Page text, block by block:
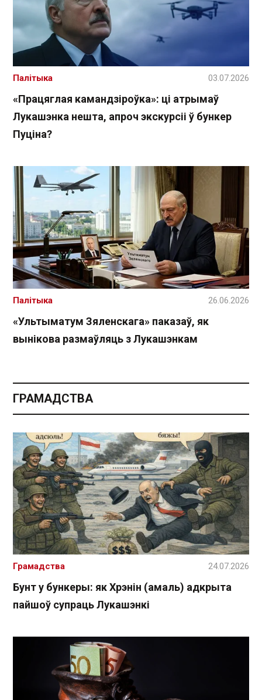
«Працяглая камандзіроўка»: ці атрымаў
Лукашэнка нешта, апроч экскурсіі ў бункер
Пуціна?
Палітыка 03.07.2026
«Ультыматум Зяленскага» паказаў, як
вынікова размаўляць з Лукашэнкам
Палітыка 26.06.2026
ГРАМАДСТВА
Бунт у бункеры: як Хрэнін (амаль) адкрыта
пайшоў супраць Лукашэнкі
Грамадства 24.07.2026